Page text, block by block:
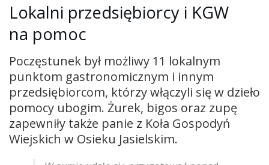
Lokalni przedsiębiorcy i KGW
na pomoc
Poczęstunek był możliwy 11 lokalnym
punktom gastronomicznym i innym
przedsiębiorcom, którzy włączyli się w dzieło
pomocy ubogim. Żurek, bigos oraz zupę
zapewniły także panie z Koła Gospodyń
Wiejskich w Osieku Jasielskim.